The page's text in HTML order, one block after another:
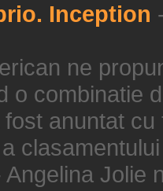
Inception
ne
o combinatie
anuntat
Jolie